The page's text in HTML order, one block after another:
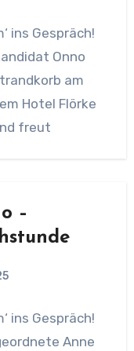
ins Gespräch!
Onno
am
Hotel Flörke
freut
–
ins Gespräch!
Anne